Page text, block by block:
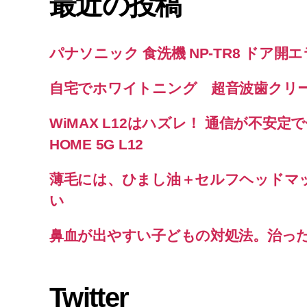
パナソニック 食洗機 NP-TR8 ドア開エ
自宅でホワイトニング 超音波歯クリ
WiMAX L12はハズレ！ 通信が不安定
HOME 5G L12
薄毛には、ひまし油＋セルフヘッドマ
い
鼻血が出やすい子どもの対処法。治っ
Twitter